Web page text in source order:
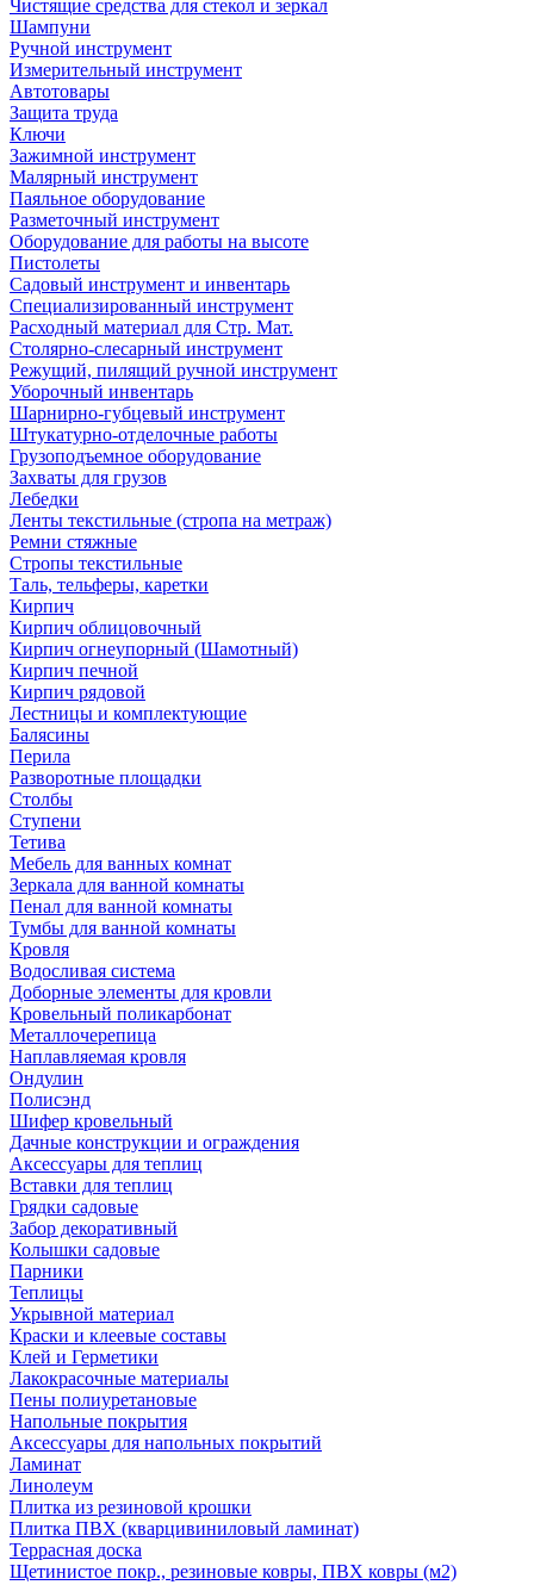
Чистящие средства для стекол и зеркал
Шампуни
Ручной инструмент
Измерительный инструмент
Автотовары
Защита труда
Ключи
Зажимной инструмент
Малярный инструмент
Паяльное оборудование
Разметочный инструмент
Оборудование для работы на высоте
Пистолеты
Садовый инструмент и инвентарь
Специализированный инструмент
Расходный материал для Стр. Мат.
Столярно-слесарный инструмент
Режущий, пилящий ручной инструмент
Уборочный инвентарь
Шарнирно-губцевый инструмент
Штукатурно-отделочные работы
Грузоподъемное оборудование
Захваты для грузов
Лебедки
Ленты текстильные (стропа на метраж)
Ремни стяжные
Стропы текстильные
Таль, тельферы, каретки
Кирпич
Кирпич облицовочный
Кирпич огнеупорный (Шамотный)
Кирпич печной
Кирпич рядовой
Лестницы и комплектующие
Балясины
Перила
Разворотные площадки
Столбы
Ступени
Тетива
Мебель для ванных комнат
Зеркала для ванной комнаты
Пенал для ванной комнаты
Тумбы для ванной комнаты
Кровля
Водосливая система
Доборные элементы для кровли
Кровельный поликарбонат
Металлочерепица
Наплавляемая кровля
Ондулин
Полисэнд
Шифер кровельный
Дачные конструкции и ограждения
Аксессуары для теплиц
Вставки для теплиц
Грядки садовые
Забор декоративный
Колышки садовые
Парники
Теплицы
Укрывной материал
Краски и клеевые составы
Клей и Герметики
Лакокрасочные материалы
Пены полиуретановые
Напольные покрытия
Аксессуары для напольных покрытий
Ламинат
Линолеум
Плитка из резиновой крошки
Плитка ПВХ (кварцивиниловый ламинат)
Террасная доска
Щетинистое покр., резиновые ковры, ПВХ ковры (м2)